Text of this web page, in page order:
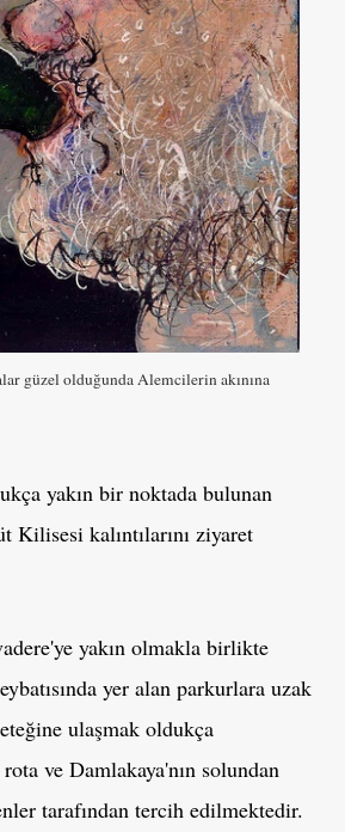
güzel olduğunda Alemcilerin akınına
yakın bir noktada bulunan
Kilisesi kalıntılarını ziyaret
yakın olmakla birlikte
yer alan parkurlara uzak
ulaşmak oldukça
ve Damlakaya'nın solundan
tarafından tercih edilmektedir.